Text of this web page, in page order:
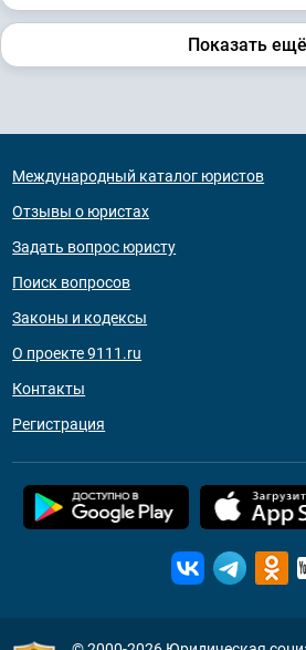
Показать ещё
Международный каталог юристов
Отзывы о юристах
Задать вопрос юристу
Поиск вопросов
Законы и кодексы
О проекте 9111.ru
Контакты
Регистрация